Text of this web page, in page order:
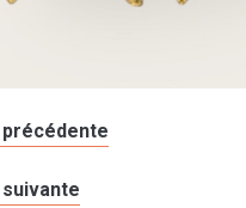
précédente
suivante